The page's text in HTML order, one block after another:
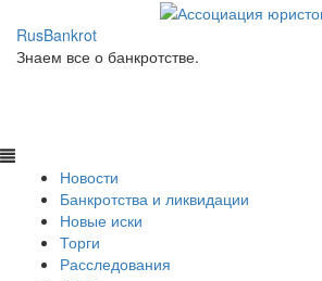
RusBankrot
Знаем все о банкротстве.
Новости
Банкротства и ликвидации
Новые иски
Торги
Расследования